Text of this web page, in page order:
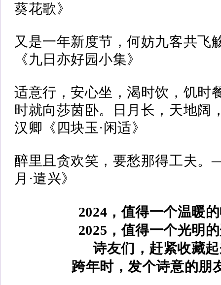
葵花歌》
又是一年新度节，何妨九客共
《九日亦好园小集》
适意行，安心坐，渴时饮，饥时
时就向莎茵卧。日月长，天地
汉卿《四块玉·闲适》
醉里且贪欢笑，要愁那得工夫
月·遣兴》
2024，值得一个温暖
2025，值得一个光明
诗友们，赶紧收藏
跨年时，发个诗意的朋